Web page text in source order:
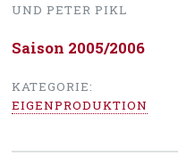
UND PETER PIKL
Saison 2005/2006
KATEGORIE:
EIGENPRODUKTION